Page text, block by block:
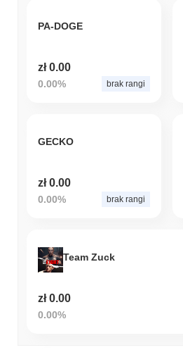
PA-DOGE
zł 0.00
0.00% brak rangi
GECKO
zł 0.00
0.00% brak rangi
Team Zuck
zł 0.00
0.00%